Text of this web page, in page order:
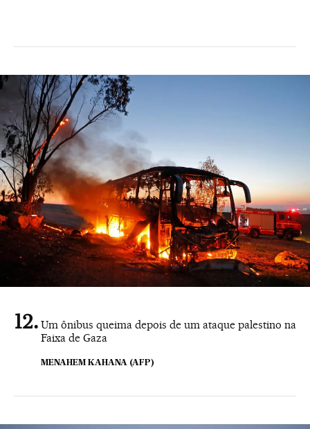
Um ônibus queima depois de um ataque palestino na
Faixa de Gaza
MENAHEM KAHANA (AFP)